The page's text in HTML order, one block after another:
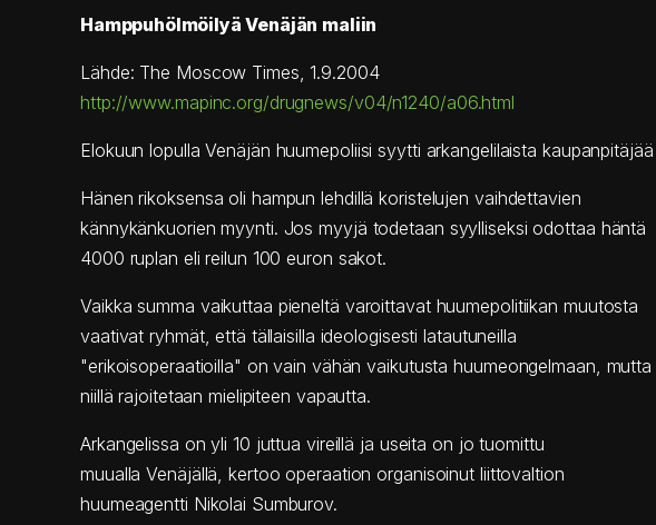
Hamppuhölmöilyä Venäjän maliin
Lähde: The Moscow Times, 1.9.2004
http://www.mapinc.org/drugnews/v04/n1240/a06.html
Elokuun lopulla Venäjän huumepoliisi syytti arkangelilaista
Hänen rikoksensa oli hampun lehdillä koristelujen vaihdettavien
kännykänkuorien myynti. Jos myyjä todetaan syylliseksi odottaa häntä
4000 ruplan eli reilun 100 euron sakot.
Vaikka summa vaikuttaa pieneltä varoittavat huumepolitiikan muutosta
vaativat ryhmät, että tällaisilla ideologisesti latautuneilla
"erikoisoperaatioilla" on vain vähän vaikutusta huumeongelmaan, mutta
niillä rajoitetaan mielipiteen vapautta.
Arkangelissa on yli 10 juttua vireillä ja useita on jo tuomittu
muualla Venäjällä, kertoo operaation organisoinut liittovaltion
huumeagentti Nikolai Sumburov.